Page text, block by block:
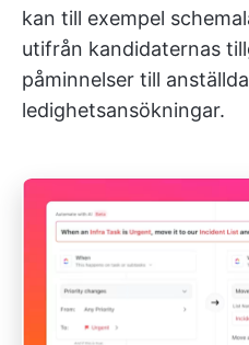
kan till exempel
utifrån kandidaternas
påminnelser till
ledighetsansökningar.